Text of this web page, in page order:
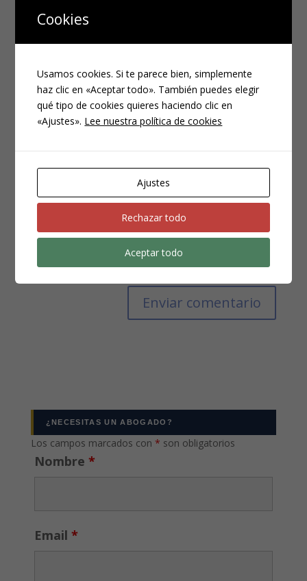
Guarda mi nombre, correo electrónico y web en
este navegador para la próxima vez que comente.
¿NECESITAS UN ABOGADO?
Los campos marcados con * son obligatorios
Nombre *
Email *
Cookies
Usamos cookies. Si te parece bien, simplemente
haz clic en «Aceptar todo». También puedes elegir
qué tipo de cookies quieres haciendo clic en
«Ajustes». Lee nuestra política de cookies
Ajustes
Rechazar todo
Aceptar todo